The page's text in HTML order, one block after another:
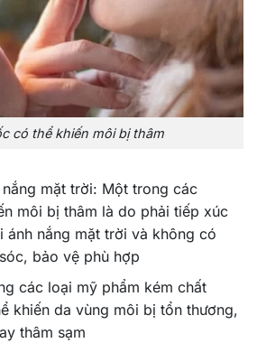
có thể khiến môi bị thâm
mặt trời: Một trong các
môi bị thâm là do phải tiếp xúc
ánh nắng mặt trời và không có
bảo vệ phù hợp
các loại mỹ phẩm kém chất
khiến da vùng môi bị tổn thương,
thâm sạm